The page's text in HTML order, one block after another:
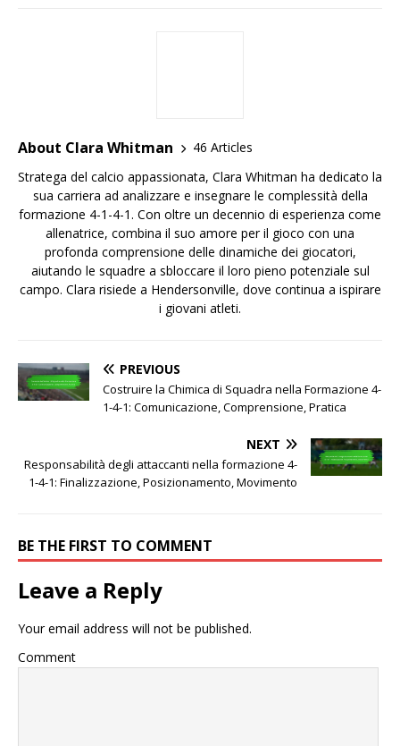
About Clara Whitman
46 Articles
Stratega del calcio appassionata, Clara Whitman ha dedicato la
sua carriera ad analizzare e insegnare le complessità della
formazione 4-1-4-1. Con oltre un decennio di esperienza come
allenatrice, combina il suo amore per il gioco con una
profonda comprensione delle dinamiche dei giocatori,
aiutando le squadre a sbloccare il loro pieno potenziale sul
campo. Clara risiede a Hendersonville, dove continua a ispirare
i giovani atleti.
PREVIOUS
Costruire la Chimica di Squadra nella Formazione 4-
1-4-1: Comunicazione, Comprensione, Pratica
NEXT
Responsabilità degli attaccanti nella formazione 4-
1-4-1: Finalizzazione, Posizionamento, Movimento
BE THE FIRST TO COMMENT
Leave a Reply
Your email address will not be published.
Comment